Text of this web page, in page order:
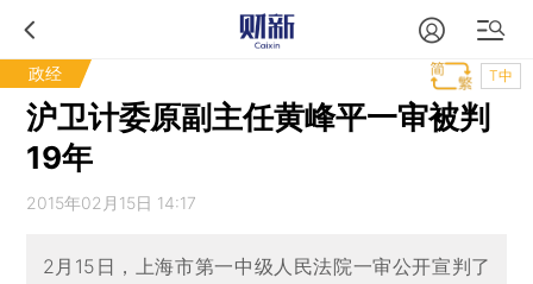
政经 T中
沪卫计委原副主任黄峰平一审被判
19年
2015年02月15日 14:17
2月15日，上海市第一中级人民法院一审公开宣判了